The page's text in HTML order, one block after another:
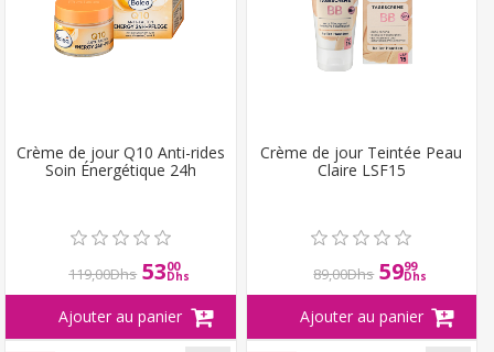
Crème de jour Q10 Anti-rides
Soin Énergétique 24h
119,00Dhs 5300
Dhs
Crème de jour Teintée Peau
Claire LSF15
89,00Dhs 5999
Dhs